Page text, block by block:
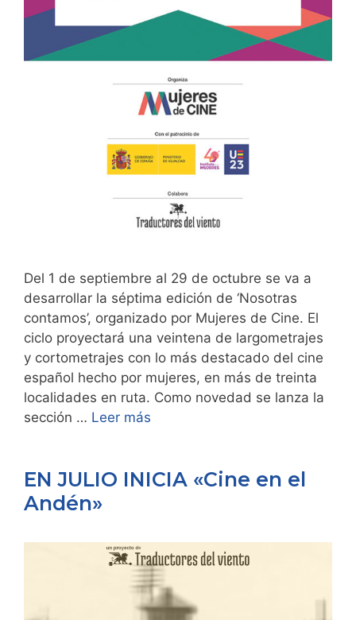
Del 1 de septiembre al 29 de octubre se va a
desarrollar la séptima edición de ‘Nosotras
contamos’, organizado por Mujeres de Cine. El
ciclo proyectará una veintena de largometrajes
y cortometrajes con lo más destacado del cine
español hecho por mujeres, en más de treinta
localidades en ruta. Como novedad se lanza la
sección … Leer más
EN JULIO INICIA «Cine en el
Andén»